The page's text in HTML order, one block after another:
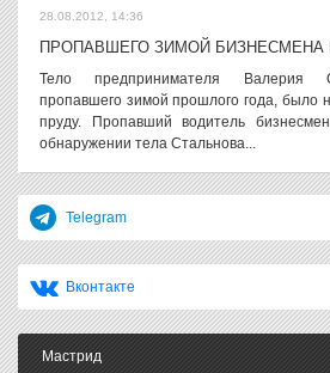
28.08.2012, 14:36
ПРОПАВШЕГО ЗИМОЙ БИЗНЕСМЕНА
Тело предпринимателя Валерия
пропавшего зимой прошлого года, было
пруду. Пропавший водитель
обнаружении тела Стальнова...
Telegram
Вконтакте
Мастрид